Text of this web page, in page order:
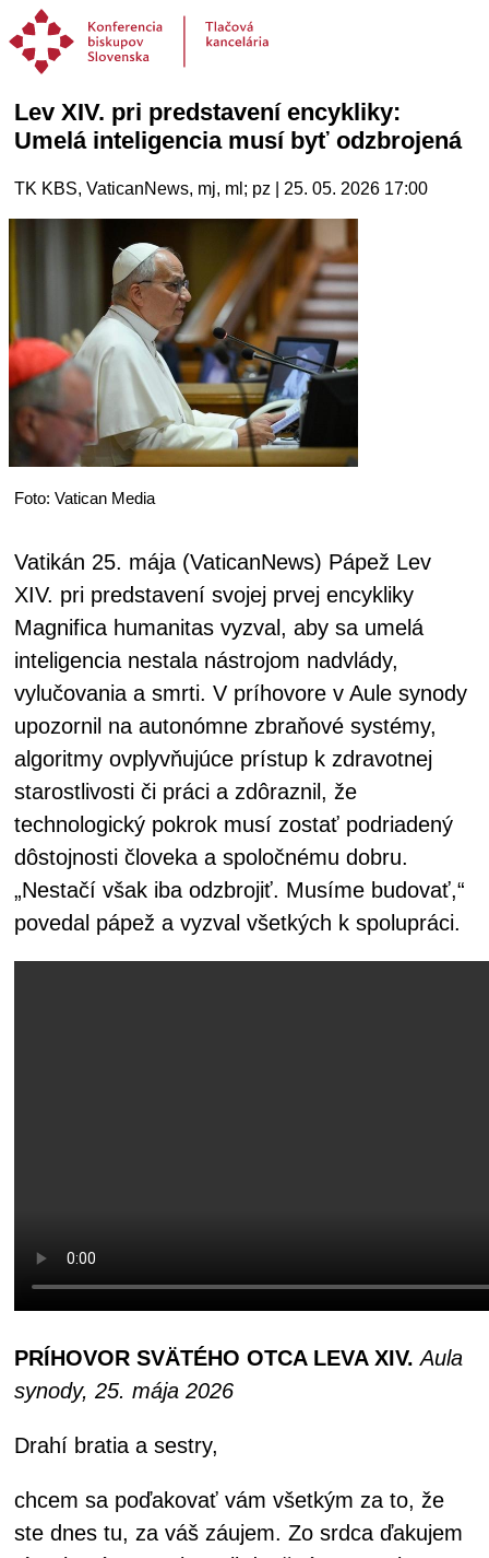
Lev XIV. pri predstavení encykliky:
Umelá inteligencia musí byť odzbrojená
TK KBS, VaticanNews, mj, ml; pz | 25. 05. 2026 17:00
Foto: Vatican Media
Vatikán 25. mája (VaticanNews) Pápež Lev
XIV. pri predstavení svojej prvej encykliky
Magnifica humanitas vyzval, aby sa umelá
inteligencia nestala nástrojom nadvlády,
vylučovania a smrti. V príhovore v Aule synody
upozornil na autonómne zbraňové systémy,
algoritmy ovplyvňujúce prístup k zdravotnej
starostlivosti či práci a zdôraznil, že
technologický pokrok musí zostať podriadený
dôstojnosti človeka a spoločnému dobru.
„Nestačí však iba odzbrojiť. Musíme budovať,“
povedal pápež a vyzval všetkých k spolupráci.
PRÍHOVOR SVÄTÉHO OTCA LEVA XIV. Aula
synody, 25. mája 2026
Drahí bratia a sestry,
chcem sa poďakovať vám všetkým za to, že
ste dnes tu, za váš záujem. Zo srdca ďakujem